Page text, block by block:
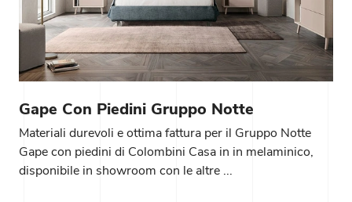
Gape Con Piedini Gruppo Notte
Materiali durevoli e ottima fattura per il Gruppo Notte
Gape con piedini di Colombini Casa in in melaminico,
disponibile in showroom con le altre ...